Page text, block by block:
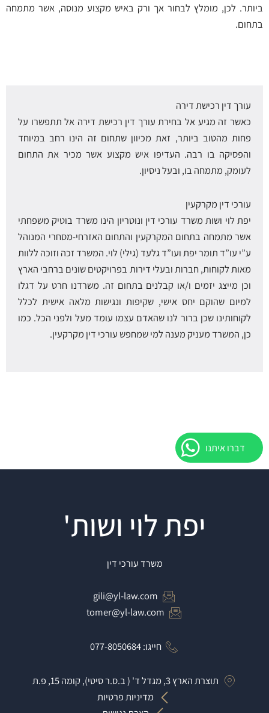
ביותר. לכן, מומלץ לבחור אך ורק באיש מקצוע מנוסה, אשר מתמחה
בתחום.
עורך דין רכישת דירה
כאשר זה מגיע אל בחירת עורך דין רכישת דירה אל תתפשרו על
פחות מהטוב ביותר, זאת מכיוון שתחום זה הינו רחב במיוחד
והפסיקה בו רבה. העדיפו איש מקצוע אשר מכיר את התחום
לעומק, מתמחה בו, ובעל ניסיון.
עורכי דין מקרקעין
יפת לוי ושות משרד עורכי דין ונוטריון הינו משרד בוטיק משפחתי
אשר מתמחה בתחום המקרקעין והתחום האזרחי-מסחרי המנוהל
ע”י עו”ד תומר יפת ועו”ד גלעד (גילי) לוי. המשרד זכה וזוכה ללוות
מאות לקוחות, חברות ובעלי דירות בפרויקטים שונים ברחבי הארץ
וכן מייצג יזמים ו/או קבלנים בתחום זה. משרדנו חרט על דגלו
למיום שהוקם יחס אישי, שקיפות ונגישות מלאה אישית לכלל
לקוחותינו שכן ברור לנו שהאדם עצמו עומד מעל ולפני הכל. כמו
כן, המשרד מעניק מענה למי שמחפש עורכי דין מקרקעין.
דברו איתנו
יפת לוי ושות'
משרד עורכי דין
gili@yl-law.com
tomer@yl-law.com
חייגו: 077-8050684
תוצרת הארץ 3, מגדל ד' ( ב.ס.ר סיטי), קומה 15, פ.ת
מדיניות פרטיות